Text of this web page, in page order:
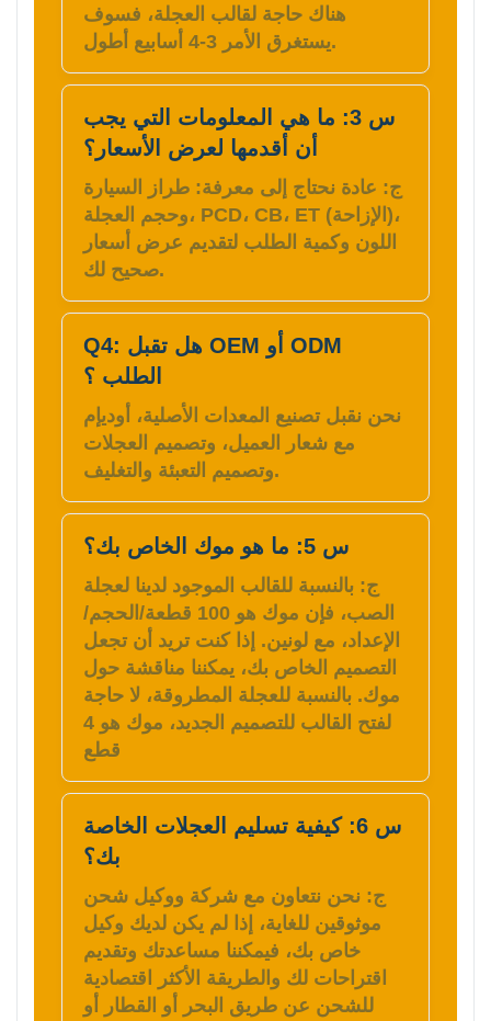
هناك حاجة لقالب العجلة، فسوف
يستغرق الأمر 3-4 أسابيع أطول.
س 3: ما هي المعلومات التي يجب
أن أقدمها لعرض الأسعار؟
ج: عادة نحتاج إلى معرفة: طراز السيارة
وحجم العجلة، PCD، CB، ET (الإزاحة)،
اللون وكمية الطلب لتقديم عرض أسعار
صحيح لك.
Q4: هل تقبل OEM أو ODM
الطلب ؟
نحن نقبل تصنيع المعدات الأصلية، أوديإم
مع شعار العميل، وتصميم العجلات
وتصميم التعبئة والتغليف.
س 5: ما هو موك الخاص بك؟
ج: بالنسبة للقالب الموجود لدينا لعجلة
الصب، فإن موك هو 100 قطعة/الحجم/
الإعداد، مع لونين. إذا كنت تريد أن تجعل
التصميم الخاص بك، يمكننا مناقشة حول
موك. بالنسبة للعجلة المطروقة، لا حاجة
لفتح القالب للتصميم الجديد، موك هو 4
قطع
س 6: كيفية تسليم العجلات الخاصة
بك؟
ج: نحن نتعاون مع شركة ووكيل شحن
موثوقين للغاية، إذا لم يكن لديك وكيل
خاص بك، فيمكننا مساعدتك وتقديم
اقتراحات لك والطريقة الأكثر اقتصادية
للشحن عن طريق البحر أو القطار أو